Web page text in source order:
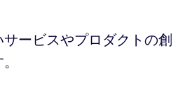
ービスやプロダクトの創